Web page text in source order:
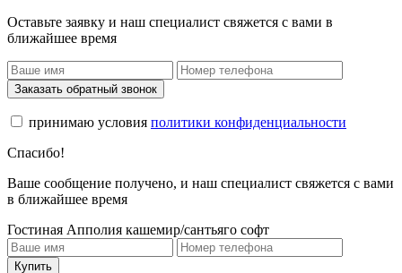
Оставьте заявку и наш специалист свяжется с вами в
ближайшее время
Заказать обратный звонок
принимаю условия политики конфиденциальности
Спасибо!
Ваше сообщение получено, и наш специалист свяжется с вами
в ближайшее время
Гостиная Апполия кашемир/сантьяго софт
Купить